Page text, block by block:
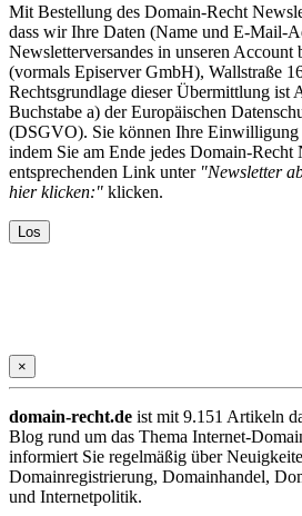
Mit Bestellung des Domain-Recht
dass wir Ihre Daten (Name und E-Mail-
Newsletterversandes in unseren
(vormals Episerver GmbH), Wallstraße
Rechtsgrundlage dieser Übermittlung ist
Buchstabe a) der Europäischen
(DSGVO). Sie können Ihre Einwilligung
indem Sie am Ende jedes Domain-Recht
entsprechenden Link unter "Newsletter
hier klicken:" klicken.
×
domain-recht.de ist mit 9.151 Artikeln
Blog rund um das Thema Internet-
informiert Sie regelmäßig über
Domainregistrierung, Domainhandel,
und Internetpolitik.